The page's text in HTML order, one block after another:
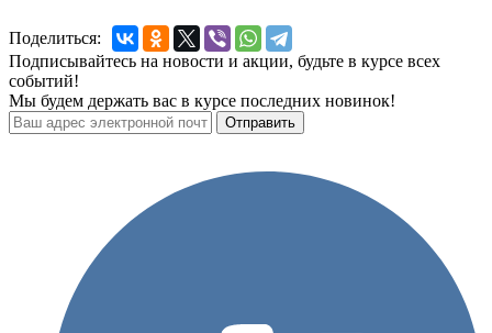
Поделиться:
Подписывайтесь на новости и акции, будьте в курсе всех
событий!
Мы будем держать вас в курсе последних новинок!